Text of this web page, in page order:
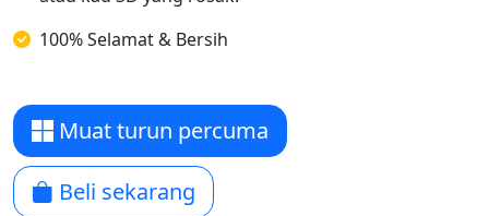
100% Selamat & Bersih
Muat turun percuma
Beli sekarang